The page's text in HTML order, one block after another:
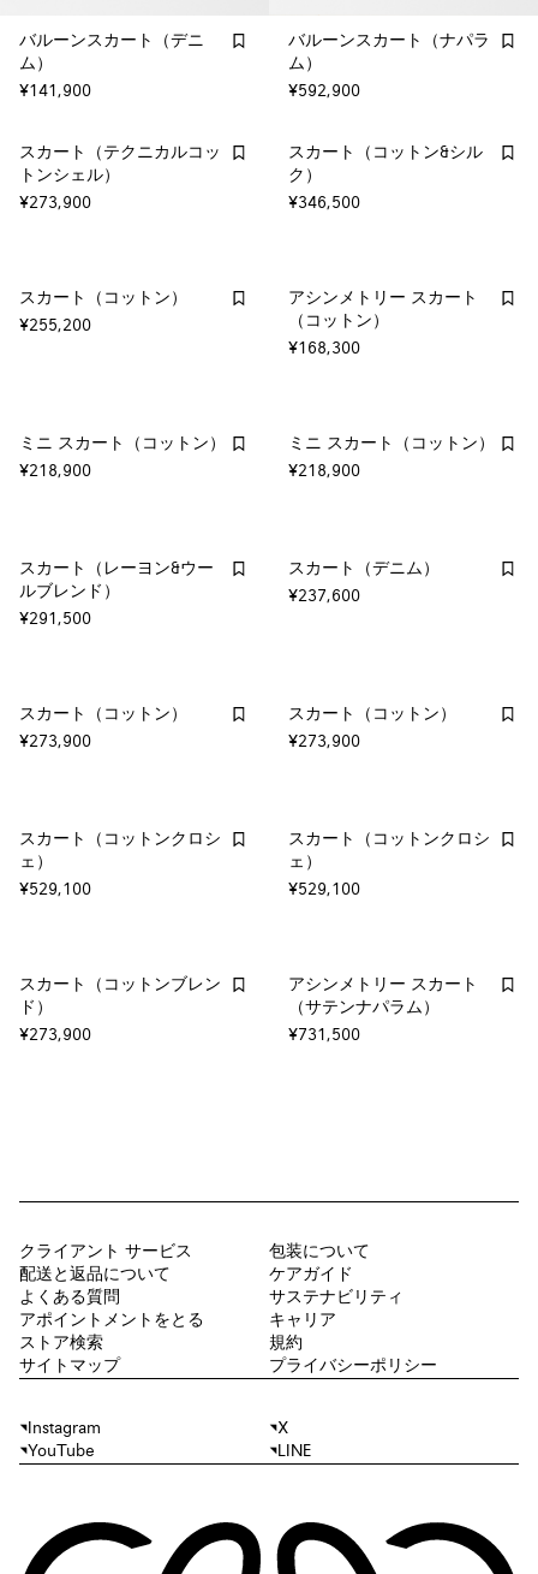
バルーンスカート（デニ
ム）
¥141,900
バルーンスカート（ナパラ
ム）
¥592,900
スカート（テクニカルコッ
トンシェル）
¥273,900
スカート（コットン&シル
ク）
¥346,500
スカート（コットン）
¥255,200
アシンメトリー スカート
（コットン）
¥168,300
ミニ スカート（コットン）
¥218,900
ミニ スカート（コットン）
¥218,900
スカート（レーヨン&ウー
ルブレンド）
¥291,500
スカート（デニム）
¥237,600
スカート（コットン）
¥273,900
スカート（コットン）
¥273,900
スカート（コットンクロシ
ェ）
¥529,100
スカート（コットンクロシ
ェ）
¥529,100
スカート（コットンブレン
ド）
¥273,900
アシンメトリー スカート
（サテンナパラム）
¥731,500
クライアント サービス
配送と返品について
よくある質問
アポイントメントをとる
ストア検索
サイトマップ
包装について
ケアガイド
サステナビリティ
キャリア
規約
プライバシーポリシー
Instagram
X
YouTube
LINE